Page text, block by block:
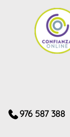
976 587 388